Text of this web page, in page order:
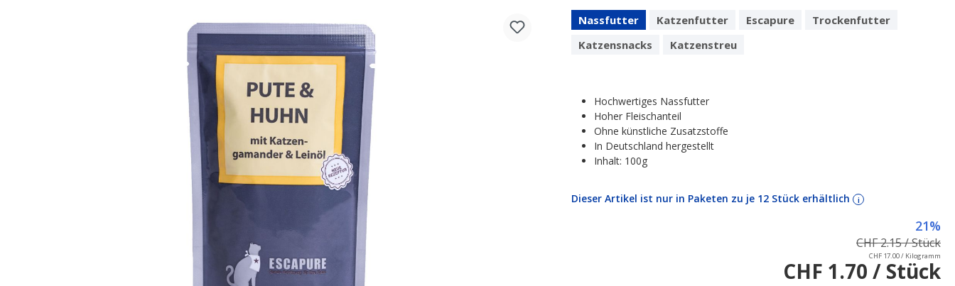
Nassfutter Katzenfutter Escapure
Trockenfutter
Katzensnacks
Katzenstreu
Hochwertiges Nassfutter
Hoher Fleischanteil
Ohne künstliche Zusatzstoffe
In Deutschland hergestellt
Inhalt: 100g
Dieser Artikel ist nur in Paketen zu je 12 Stück erhältlich i
21%
CHF 2.15 / Stück
CHF 17.00 / Kilogramm
CHF 1.70 / Stück